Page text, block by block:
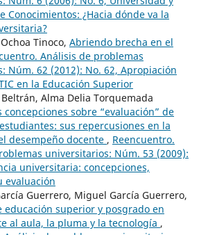
Conocimientos: ¿Hacia dónde va la
Tinoco, Abriendo brecha en el
Análisis de problemas
Núm. 62 (2012): No. 62, Apropiación
en la Educación Superior
Alma Delia Torquemada
concepciones sobre “evaluación” de
sus repercusiones en la
desempeño docente , Reencuentro.
universitarios: Núm. 53 (2009):
universitaria: concepciones,
evaluación
Guerrero, Miguel García Guerrero,
educación superior y posgrado en
al aula, la pluma y la tecnología ,